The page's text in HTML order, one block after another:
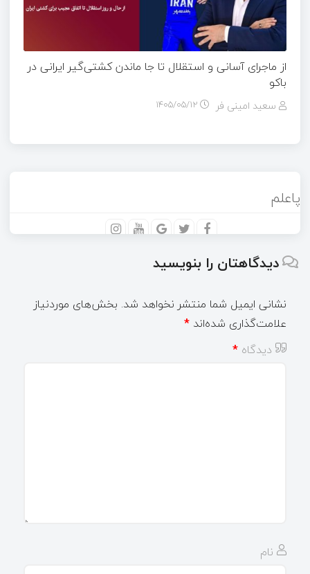
از ماجرای آسانی و استقلال تا جا ماندن کشتی‌گیر ایرانی در
باکو
سعید امینی فر ۱۴۰۵/۰۵/۱۲
پاعلم
دیدگاهتان را بنویسید
نشانی ایمیل شما منتشر نخواهد شد. بخش‌های موردنیاز
علامت‌گذاری شده‌اند *
دیدگاه *
نام